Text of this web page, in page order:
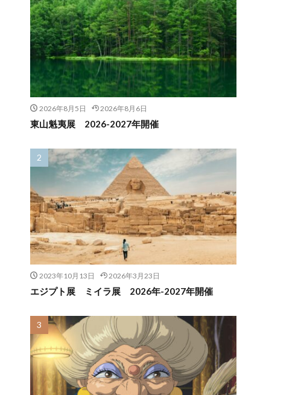
2026年8月5日 2026年8月6日
東山魁夷展 2026-2027年開催
2023年10月13日 2026年3月23日
エジプト展 ミイラ展 2026年-2027年開催